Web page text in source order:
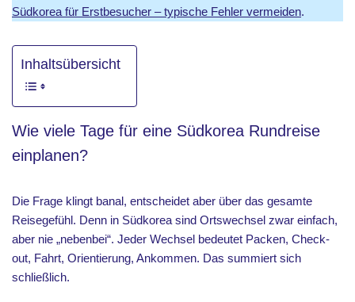
Südkorea für Erstbesucher – typische Fehler vermeiden.
Inhaltsübersicht
Wie viele Tage für eine Südkorea Rundreise
einplanen?
Die Frage klingt banal, entscheidet aber über das gesamte
Reisegefühl. Denn in Südkorea sind Ortswechsel zwar einfach,
aber nie „nebenbei“. Jeder Wechsel bedeutet Packen, Check-
out, Fahrt, Orientierung, Ankommen. Das summiert sich
schließlich.